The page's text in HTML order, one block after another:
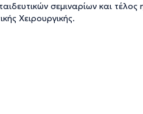
σεμιναρίων και τέλος
Χειρουργικής.